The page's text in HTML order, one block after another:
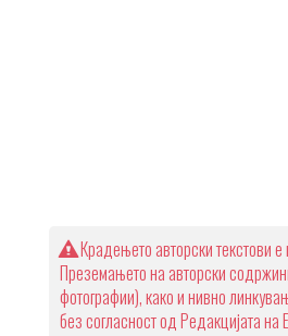
Крадењето авторски текстови е
Преземањето на авторски
фотографии), како и нивно
без согласност од Редакцијата на